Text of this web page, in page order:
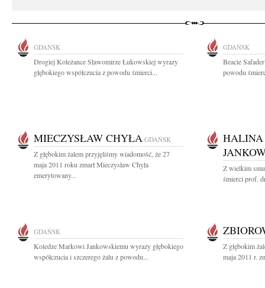
GDAŃSK
Drogiej Koleżance Sławomirze Łukowskiej wyrazy
głębokiego współczucia z powodu śmierci...
GDAŃSK
Beacie
powodu
MIECZYSŁAW CHYŁA GDAŃSK
Z głębokim żalem przyjęliśmy wiadomość, że 27
maja 2011 roku zmarł Mieczysław Chyła
emerytowany...
HALINA
Z wielkim
śmierci prof.
GDAŃSK
Koledze Markowi Jankowskiemu wyrazy głębokiego
współczucia i szczerego żalu z powodu...
Z głębokim
maja 2011 r.